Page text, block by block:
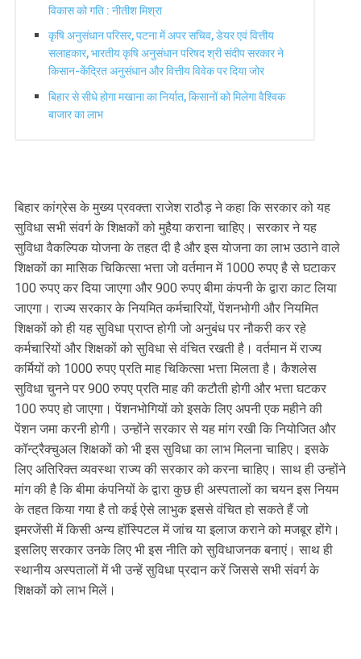
विकास को गति : नीतीश मिश्रा
कृषि अनुसंधान परिसर, पटना में अपर सचिव, डेयर एवं वित्तीय
सलाहकार, भारतीय कृषि अनुसंधान परिषद श्री संदीप सरकार ने
किसान-केंद्रित अनुसंधान और वित्तीय विवेक पर दिया जोर
बिहार से सीधे होगा मखाना का निर्यात, किसानों को मिलेगा वैश्विक
बाजार का लाभ
बिहार कांग्रेस के मुख्य प्रवक्ता राजेश राठौड़ ने कहा कि सरकार को यह
सुविधा सभी संवर्ग के शिक्षकों को मुहैया कराना चाहिए। सरकार ने यह
सुविधा वैकल्पिक योजना के तहत दी है और इस योजना का लाभ उठाने वाले
शिक्षकों का मासिक चिकित्सा भत्ता जो वर्तमान में 1000 रुपए है से घटाकर
100 रुपए कर दिया जाएगा और 900 रुपए बीमा कंपनी के द्वारा काट लिया
जाएगा। राज्य सरकार के नियमित कर्मचारियों, पेंशनभोगी और नियमित
शिक्षकों को ही यह सुविधा प्राप्त होगी जो अनुबंध पर नौकरी कर रहे
कर्मचारियों और शिक्षकों को सुविधा से वंचित रखती है। वर्तमान में राज्य
कर्मियों को 1000 रुपए प्रति माह चिकित्सा भत्ता मिलता है। कैशलेस
सुविधा चुनने पर 900 रुपए प्रति माह की कटौती होगी और भत्ता घटकर
100 रुपए हो जाएगा। पेंशनभोगियों को इसके लिए अपनी एक महीने की
पेंशन जमा करनी होगी। उन्होंने सरकार से यह मांग रखी कि नियोजित और
कॉन्ट्रैक्चुअल शिक्षकों को भी इस सुविधा का लाभ मिलना चाहिए। इसके
लिए अतिरिक्त व्यवस्था राज्य की सरकार को करना चाहिए। साथ ही उन्होंने
मांग की है कि बीमा कंपनियों के द्वारा कुछ ही अस्पतालों का चयन इस नियम
के तहत किया गया है तो कई ऐसे लाभुक इससे वंचित हो सकते हैं जो
इमरजेंसी में किसी अन्य हॉस्पिटल में जांच या इलाज कराने को मजबूर होंगे।
इसलिए सरकार उनके लिए भी इस नीति को सुविधाजनक बनाएं। साथ ही
स्थानीय अस्पतालों में भी उन्हें सुविधा प्रदान करें जिससे सभी संवर्ग के
शिक्षकों को लाभ मिलें।